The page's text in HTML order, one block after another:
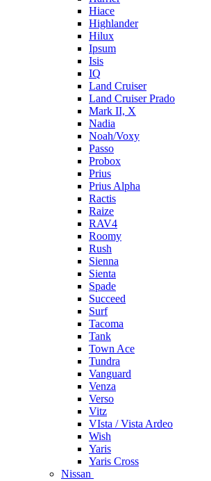
Hiace
Highlander
Hilux
Ipsum
Isis
IQ
Land Cruiser
Land Cruiser Prado
Mark II, X
Nadia
Noah/Voxy
Passo
Probox
Prius
Prius Alpha
Ractis
Raize
RAV4
Roomy
Rush
Sienna
Sienta
Spade
Succeed
Surf
Tacoma
Tank
Town Ace
Tundra
Vanguard
Venza
Verso
Vitz
VIsta / Vista Ardeo
Wish
Yaris
Yaris Cross
Nissan